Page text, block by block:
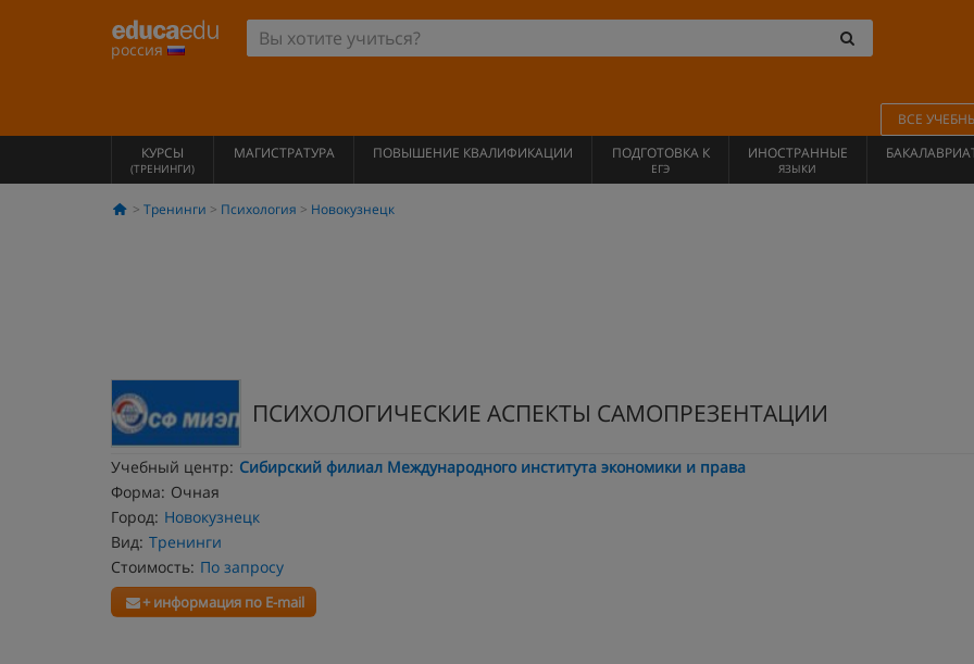
россия
ВСЕ
КУРСЫ
(ТРЕНИНГИ)
МАГИСТРАТУРА ПОВЫШЕНИЕ КВАЛИФИКАЦИИ ПОДГОТОВКА К
ЕГЭ
ИНОСТРАННЫЕ
ЯЗЫКИ
Тренинги Психология Новокузнецк
ПСИХОЛОГИЧЕСКИЕ АСПЕКТЫ САМОПРЕЗЕНТАЦИИ
Учебный центр: Сибирский филиал Международного института экономики и права
Форма: Очная
Город: Новокузнецк
Вид: Тренинги
Стоимость: По запросу
+ информация по E-mail